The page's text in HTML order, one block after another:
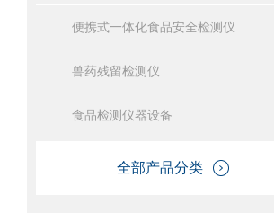
便携式一体化食品安全检测仪
兽药残留检测仪
食品检测仪器设备
全部产品分类